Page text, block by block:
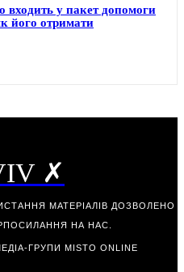
у пакет допомоги
його отримати
✗
МАТЕРІАЛІВ ДОЗВОЛЕНО
НА НАС.
ГРУПИ MISTO ONLINE